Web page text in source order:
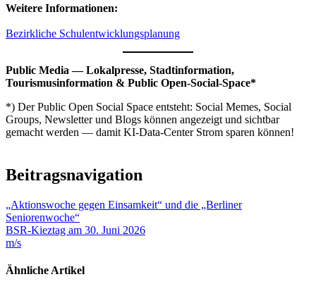
Weitere Informationen:
Bezirkliche Schulentwicklungsplanung
Public Media — Lokalpresse, Stadtinformation,
Tourismusinformation & Public Open-Social-Space*
*) Der Public Open Social Space entsteht: Social Memes, Social
Groups, Newsletter und Blogs können angezeigt und sichtbar
gemacht werden — damit KI-Data-Center Strom sparen können!
Beitragsnavigation
„Aktionswoche gegen Einsamkeit“ und die „Berliner
Seniorenwoche“
BSR-Kieztag am 30. Juni 2026
m/s
Ähnliche Artikel